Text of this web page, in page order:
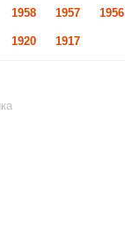
1958 1957 1956
1920 1917